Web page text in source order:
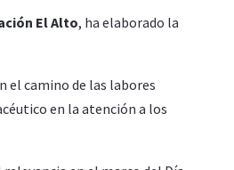
El Alto, ha elaborado la
el camino de las labores
en la atención a los